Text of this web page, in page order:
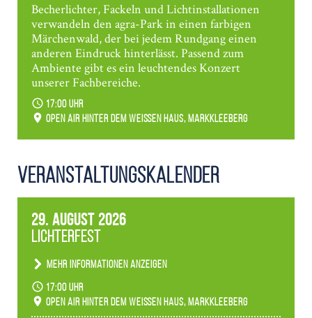
Becherlichter, Fackeln und Lichtinstallationen
verwandeln den agra-Park in einen farbigen
Märchenwald, der bei jedem Rundgang einen
anderen Eindruck hinterlässt. Passend zum
Ambiente gibt es ein leuchtendes Konzert
unserer Fachbereiche.
17:00 Uhr
Open Air hinter dem weißen Haus, Markkleeberg
Veranstaltungs­kalender
29. August 2026
Lichterfest
Mehr Informationen anzeigen
Becherlichter, Fackeln und Lichtinstallationen
verwandeln den agra-Park in einen farbigen
Märchenwald, der bei jedem Rundgang einen
17:00 Uhr
Open Air hinter dem weißen Haus, Markkleeberg